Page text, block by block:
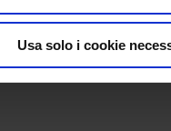
Usa solo i cookie